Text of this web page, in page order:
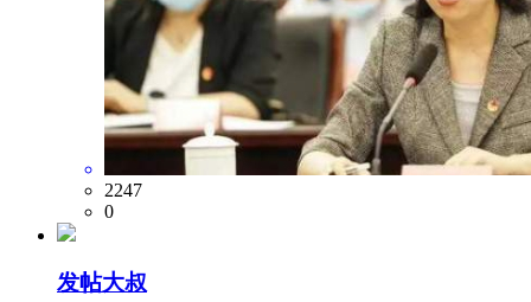
2247
0
发帖大叔